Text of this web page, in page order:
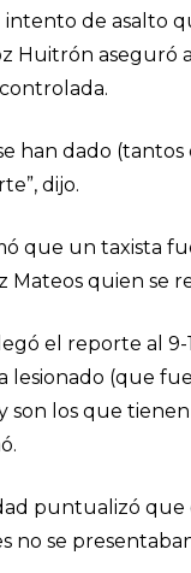
intento de asalto
Huitrón aseguró
han dado (tantos
dijo.
que un taxista
Mateos quien se
el reporte al
lesionado (que
son los que
puntualizó que
no se